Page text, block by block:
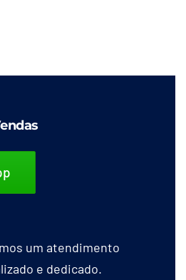
um atendimento
e dedicado.